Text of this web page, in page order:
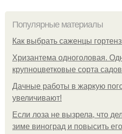
Популярные материалы
Как выбрать саженцы
Хризантема одноголовая.
крупноцветковые сорта
Дачные работы в жаркую
увеличивают!
Если лоза не вызрела, что
зиме виноград и повысить